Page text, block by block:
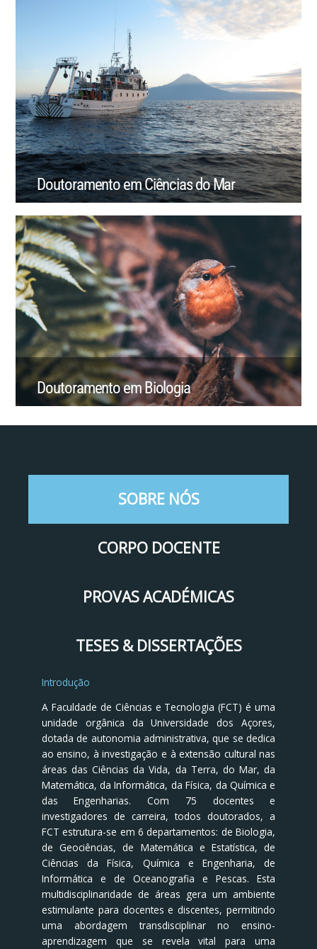
Doutoramento em Ciências do Mar
Doutoramento em Biologia
SOBRE NÓS
CORPO DOCENTE
PROVAS ACADÉMICAS
TESES & DISSERTAÇÕES
Introdução
A Faculdade de Ciências e Tecnologia (FCT) é uma
unidade orgânica da Universidade dos Açores,
dotada de autonomia administrativa, que se dedica
ao ensino, à investigação e à extensão cultural nas
áreas das Ciências da Vida, da Terra, do Mar, da
Matemática, da Informática, da Física, da Química e
das Engenharias. Com 75 docentes e
investigadores de carreira, todos doutorados, a
FCT estrutura-se em 6 departamentos: de Biologia,
de Geociências, de Matemática e Estatística, de
Ciências da Física, Química e Engenharia, de
Informática e de Oceanografia e Pescas. Esta
multidisciplinaridade de áreas gera um ambiente
estimulante para docentes e discentes, permitindo
uma abordagem transdisciplinar no ensino-
aprendizagem que se revela vital para uma